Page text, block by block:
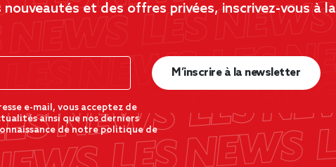
et des offres privées, inscrivez-vous à la
e-mail, vous acceptez de
ainsi que nos derniers
de notre politique de
M’inscrire à la newsletter